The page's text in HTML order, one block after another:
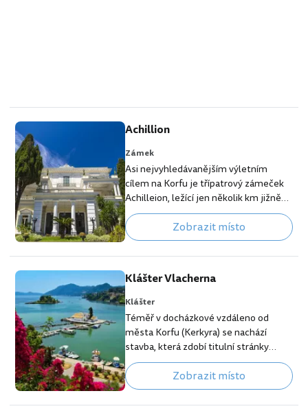
Achillion
Zámek
Asi nejvyhledávanějším výletním
cílem na Korfu je třípatrový zámeček
Achilleion, ležící jen několik km jižně
od hlavního města. Na konci 19. století
jej nechala postavit císařovna Alžběta
Rakouská, známá spíše jako Sisi a
pojmenovala jej po oblíbeném bájném
hrdinovi Achillovi. V interiéru, ale i v
zámeckém párku dodnes stojí několik
jeho soch. Ve vnějších prostorách
Achillionu se natáčelo několik scén
dvanáctého filmu s Jamesem Bondem
pod…
Zobrazit místo
Klášter Vlacherna
Klášter
Téměř v docházkové vzdáleno od
města Korfu (Kerkyra) se nachází
stavba, která zdobí titulní stránky
většiny průvodců. Tento malý bílý
kostelík stojí na samostatném
ostrůvku spojený s ostrovem Korfu
uměle vybudovanou hrází. V těsné
Zobrazit místo